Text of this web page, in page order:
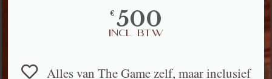
€ 500
incl BTW
Alles van The Game zelf, maar inclusief